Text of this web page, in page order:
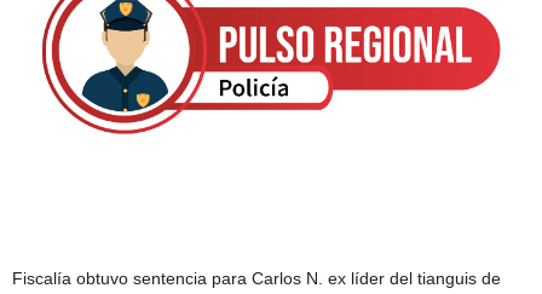
Fiscalía obtuvo sentencia para Carlos N. ex líder del tianguis de